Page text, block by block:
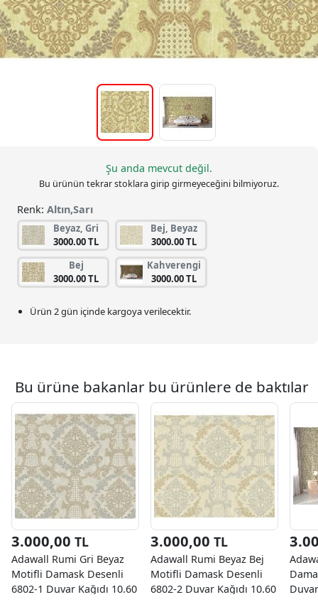
Şu anda mevcut değil.
Bu ürünün tekrar stoklara girip girmeyeceğini bilmiyoruz.
Renk: Altın,Sarı
Beyaz, Gri
3000.00 TL
Bej, Beyaz
3000.00 TL
Bej
3000.00 TL
Kahverengi
3000.00 TL
Ürün 2 gün içinde kargoya verilecektir.
Bu ürüne bakanlar bu ürünlere de baktılar
3.000,00 TL
Adawall Rumi Gri Beyaz
Motifli Damask Desenli
6802-1 Duvar Kağıdı 10.60
3.000,00 TL
Adawall Rumi Beyaz Bej
Motifli Damask Desenli
6802-2 Duvar Kağıdı 10.60